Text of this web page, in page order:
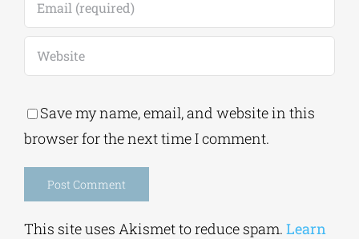
Save my name, email, and website in this
browser for the next time I comment.
This site uses Akismet to reduce spam. Learn